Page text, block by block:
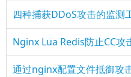
四种捕获DDoS攻击的监测
Nginx Lua Redis防止CC攻
通过nginx配置文件抵御攻